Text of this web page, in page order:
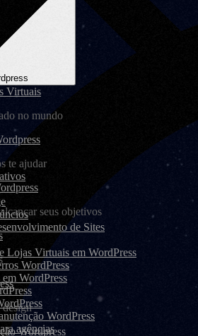
Virtuais
no mundo
te ajudar
seus objetivos
design
Wordpress
de Sites
Lojas Virtuais em WordPress
WordPress
WordPress
WordPress
agências